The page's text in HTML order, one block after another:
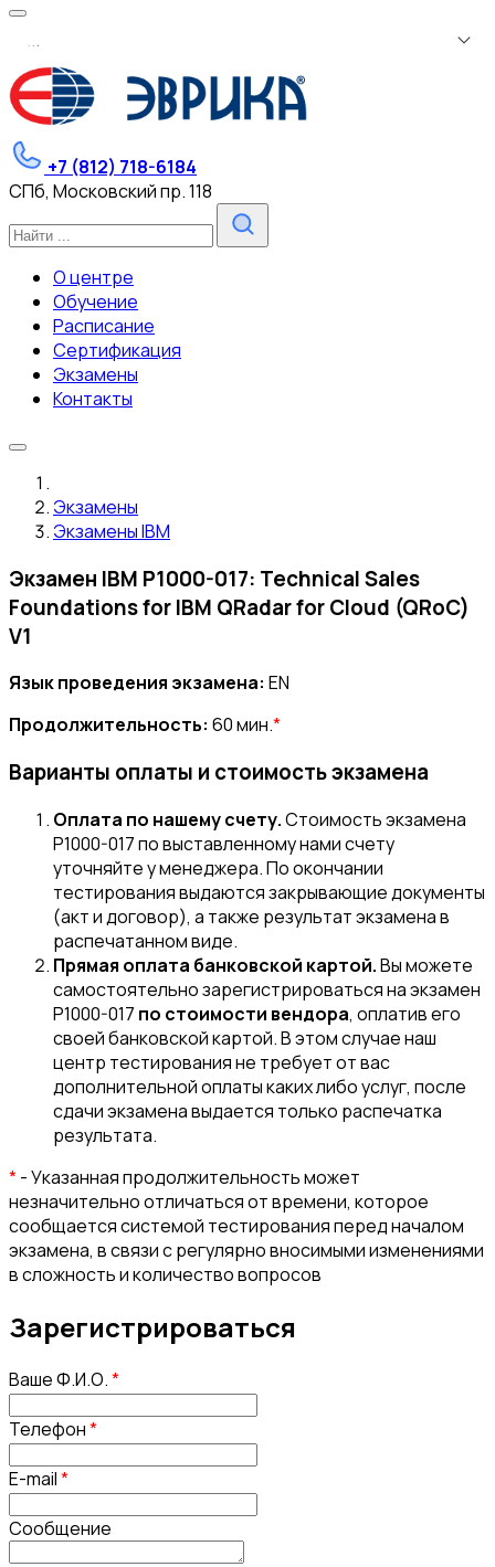
...
+7 (812) 718-6184
СПб, Московский пр. 118
О центре
Обучение
Расписание
Сертификация
Экзамены
Контакты
Экзамены
Экзамены IBM
Экзамен IBM P1000-017: Technical Sales
Foundations for IBM QRadar for Cloud (QRoC)
V1
Язык проведения экзамена: EN
Продолжительность: 60 мин.*
Варианты оплаты и стоимость экзамена
Оплата по нашему счету.Стоимость экзамена
P1000-017 по выставленному нами счету
уточняйте у менеджера. По окончании
тестирования выдаются закрывающие документы
(акт и договор), а также результат экзамена в
распечатанном виде.
Прямая оплата банковской картой.Вы можете
самостоятельно зарегистрироваться на экзамен
P1000-017 по стоимости вендора, оплатив его
своей банковской картой. В этом случае наш
центр тестирования не требует от вас
дополнительной оплаты каких либо услуг, после
сдачи экзамена выдается только распечатка
результата.
*- Указанная продолжительность может
незначительно отличаться от времени, которое
сообщается системой тестирования перед началом
экзамена, в связи с регулярно вносимыми изменениями
в сложность и количество вопросов
Зарегистрироваться
Ваше Ф.И.О.*
Телефон*
E-mail*
Сообщение